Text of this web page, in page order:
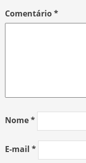
Comentário*
Nome*
E-mail *